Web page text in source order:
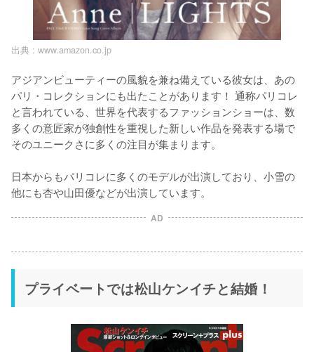
出典 : www.amazon.co.jp
アジアンビューティーの風貌を兼ね備えている彼女は、あの
パリ・コレクションにも出たことがあります！ 通称パリコレ
と言われている、世界を代表するファッションショーは、数
多くの意匠家が独創性を重視した新しい作品を発表する場で
そのユニークさに多くの注目が集まります。
日本からもパリコレに多くのモデルが出演しており、小雪の
他にも杏や山田優などが出演しています。
AD
プライベートでは松山ケンイチと結婚！